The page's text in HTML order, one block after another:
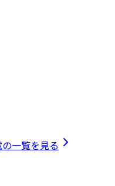
一覧を見る